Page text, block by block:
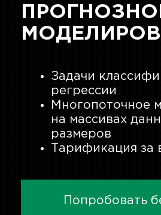
Задачи
регрессии
Многопоточное
на массивах
размеров
Тарификация за
Попробовать